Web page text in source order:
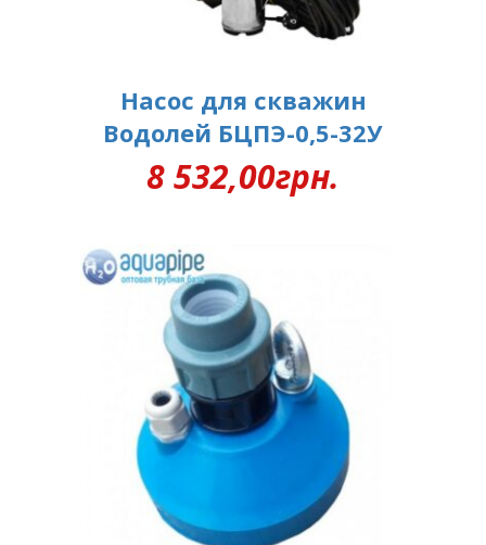
Насос для скважин
Водолей БЦПЭ-0,5-32У
8 532,00грн.